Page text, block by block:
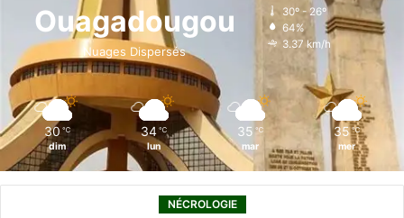
o
k
i
n
r
Ouagadougou
Nuages Dispersés
30º - 26º
64%
3.37 km/h
30 ℃
dim
34 ℃
lun
35 ℃
mar
35 ℃
mer
NÉCROLOGIE